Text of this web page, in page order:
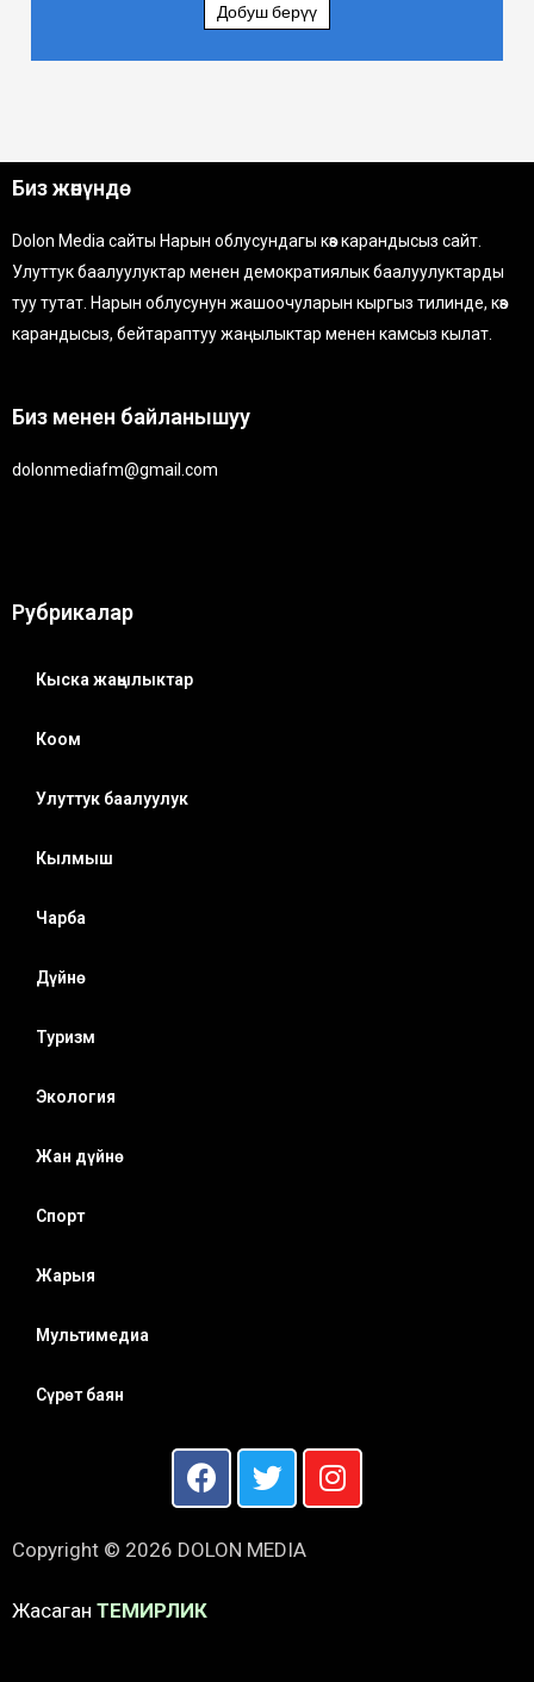
Добуш берүү
Биз жөнүндө
Dolon Media сайты Нарын облусундагы көз карандысыз сайт.
Улуттук баалуулуктар менен демократиялык баалуулуктарды
туу тутат. Нарын облусунун жашоочуларын кыргыз тилинде, көз
карандысыз, бейтараптуу жаңылыктар менен камсыз кылат.
Биз менен байланышуу
dolonmediafm@gmail.com
Рубрикалар
Кыска жаңылыктар
Коом
Улуттук баалуулук
Кылмыш
Чарба
Дүйнө
Туризм
Экология
Жан дүйнө
Спорт
Жарыя
Мультимедиа
Сүрөт баян
Copyright © 2026 DOLON MEDIA
Жасаган ТЕМИРЛИК